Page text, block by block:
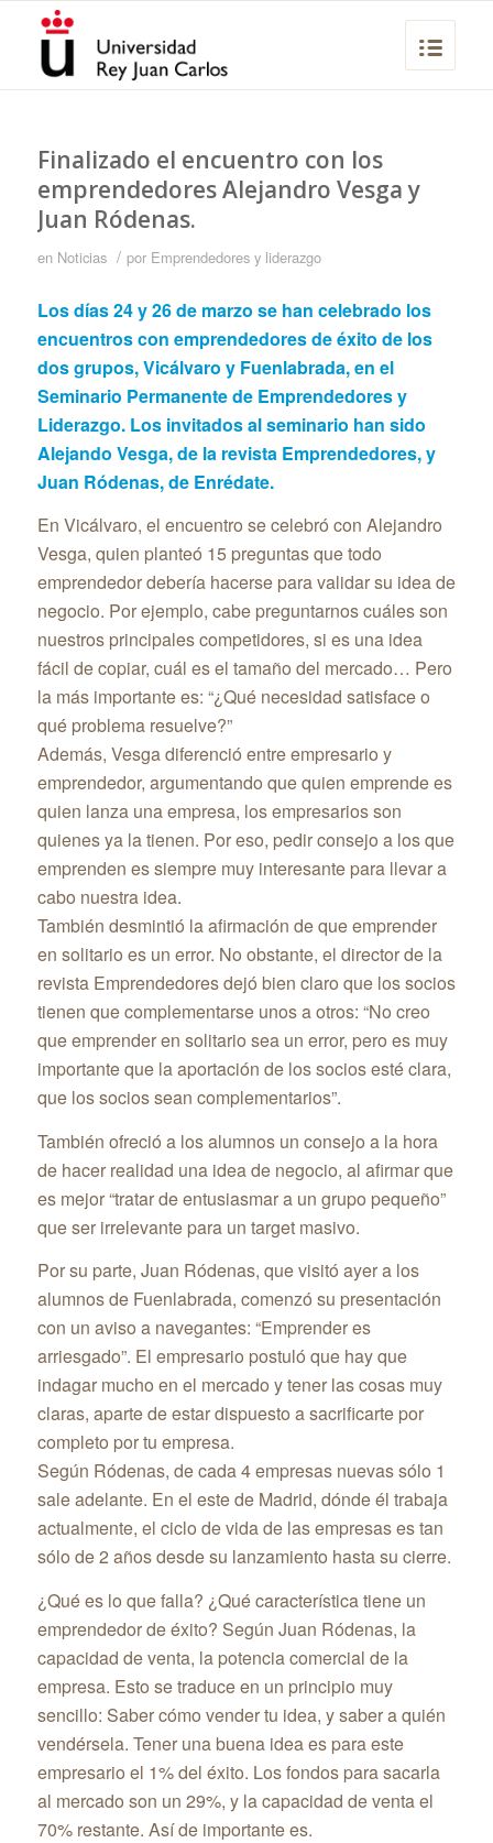
Finalizado el encuentro con los
emprendedores Alejandro Vesga y
Juan Ródenas.
en Noticias / por Emprendedores y liderazgo
Los días 24 y 26 de marzo se han celebrado los
encuentros con emprendedores de éxito de los
dos grupos, Vicálvaro y Fuenlabrada, en el
Seminario Permanente de Emprendedores y
Liderazgo. Los invitados al seminario han sido
Alejando Vesga, de la revista Emprendedores, y
Juan Ródenas, de Enrédate.
En Vicálvaro, el encuentro se celebró con Alejandro
Vesga, quien planteó 15 preguntas que todo
emprendedor debería hacerse para validar su idea de
negocio. Por ejemplo, cabe preguntarnos cuáles son
nuestros principales competidores, si es una idea
fácil de copiar, cuál es el tamaño del mercado… Pero
la más importante es: “¿Qué necesidad satisface o
qué problema resuelve?”
Además, Vesga diferenció entre empresario y
emprendedor, argumentando que quien emprende es
quien lanza una empresa, los empresarios son
quienes ya la tienen. Por eso, pedir consejo a los que
emprenden es siempre muy interesante para llevar a
cabo nuestra idea.
También desmintió la afirmación de que emprender
en solitario es un error. No obstante, el director de la
revista Emprendedores dejó bien claro que los socios
tienen que complementarse unos a otros: “No creo
que emprender en solitario sea un error, pero es muy
importante que la aportación de los socios esté clara,
que los socios sean complementarios”.
También ofreció a los alumnos un consejo a la hora
de hacer realidad una idea de negocio, al afirmar que
es mejor “tratar de entusiasmar a un grupo pequeño”
que ser irrelevante para un target masivo.
Por su parte, Juan Ródenas, que visitó ayer a los
alumnos de Fuenlabrada, comenzó su presentación
con un aviso a navegantes: “Emprender es
arriesgado”. El empresario postuló que hay que
indagar mucho en el mercado y tener las cosas muy
claras, aparte de estar dispuesto a sacrificarte por
completo por tu empresa.
Según Ródenas, de cada 4 empresas nuevas sólo 1
sale adelante. En el este de Madrid, dónde él trabaja
actualmente, el ciclo de vida de las empresas es tan
sólo de 2 años desde su lanzamiento hasta su cierre.
¿Qué es lo que falla? ¿Qué característica tiene un
emprendedor de éxito? Según Juan Ródenas, la
capacidad de venta, la potencia comercial de la
empresa. Esto se traduce en un principio muy
sencillo: Saber cómo vender tu idea, y saber a quién
vendérsela. Tener una buena idea es para este
empresario el 1% del éxito. Los fondos para sacarla
al mercado son un 29%, y la capacidad de venta el
70% restante. Así de importante es.